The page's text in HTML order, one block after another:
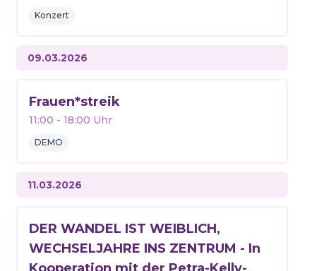
Konzert
09.03.2026
Frauen*streik
11:00 - 18:00 Uhr
DEMO
11.03.2026
DER WANDEL IST WEIBLICH,
WECHSELJAHRE INS ZENTRUM - In